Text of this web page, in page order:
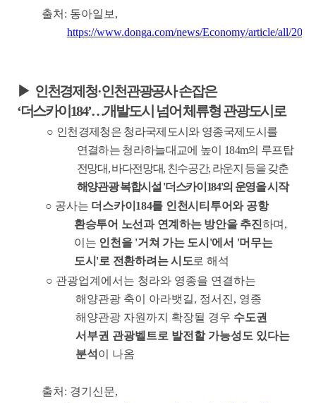
출처 : 동아일보 ,
https://www.donga.com/news/Economy/article/all/
▶ 인천경제청·인천관광공사 손잡은
‘더스카이 184’…개발도시 넘어 체류형 관광도시로
○ 인천경제청은 청라국제도시와 영종국제도시를
연결하는 청라하늘대교에 높이 184m의 루프탑
전망대,바다전망대, 친수공간, 라운지 등을 갖춘
해양관광 복합시설 '더스카이 184'의 운영을 시작
○ 공사는 더스카이 184를 인천시티투어와 공항
환승투어 노선과 연계하는 방안을 추진하며 ,
이는 인천을 '거쳐 가는 도시 '에서 '머무는
도시 '로 전환하려는 시도로 해석
○ 관광업계에서는 청라와 영종을 연결하는
해양관광 축이 아라뱃길, 정서진 , 영종
해양관광 자원까지 확장될 경우 수도권
서부권 관광벨트로 발전할 가능성도 있다는
분석 이 나옴
출처 : 경기신문,